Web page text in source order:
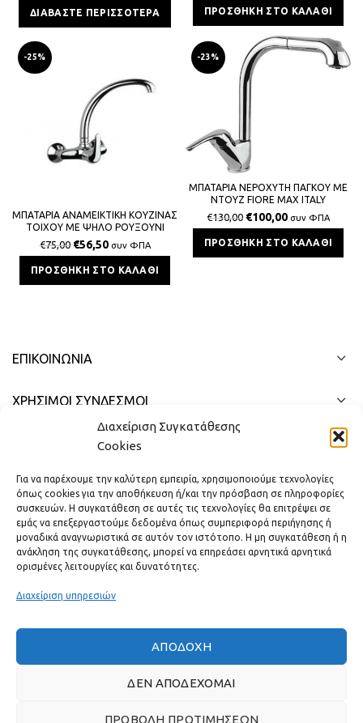
Διαχείριση Συγκατάθεσης
Cookies
Για να παρέχουμε την καλύτερη εμπειρία, χρησιμοποιούμε τεχνολογίες
όπως cookies για την αποθήκευση ή/και την πρόσβαση σε πληροφορίες
συσκευών. Η συγκατάθεση σε αυτές τις τεχνολογίες θα επιτρέψει σε
εμάς να επεξεργαστούμε δεδομένα όπως συμπεριφορά περιήγησης ή
μοναδικά αναγνωριστικά σε αυτόν τον ιστότοπο. Η μη συγκατάθεση ή η
ανάκληση της συγκατάθεσης, μπορεί να επηρεάσει αρνητικά αρνητικά
ορισμένες λειτουργίες και δυνατότητες.
Διαχείριση υπηρεσιών
ΑΠΟΔΟΧΉ
ΔΕΝ ΑΠΟΔΈΧΟΜΑΙ
ΠΡΟΒΟΛΉ ΠΡΟΤΙΜΉΣΕΩΝ
ΔΙΑΒΆΣΤΕ ΠΕΡΙΣΣΌΤΕΡΑ ΠΡΟΣΘΉΚΗ ΣΤΟ ΚΑΛΆΘΙ
-25%
ΜΠΑΤΑΡΙΑ ΑΝΑΜΕΙΚΤΙΚΗ ΚΟΥΖΙΝΑΣ
ΤΟΙΧΟΥ ΜΕ ΨΗΛΟ ΡΟΥΞΟΥΝΙ
FIORE ALTURA MIA
€75,00 €56,50 συν ΦΠΑ
ΠΡΟΣΘΉΚΗ ΣΤΟ ΚΑΛΆΘΙ
-23%
ΜΠΑΤΑΡΙΑ ΝΕΡΟΧΥΤΗ ΠΑΓΚΟΥ ΜΕ
ΝΤΟΥΖ FIORE MAX ITALY
€130,00 €100,00 συν ΦΠΑ
ΠΡΟΣΘΉΚΗ ΣΤΟ ΚΑΛΆΘΙ
ΕΠΙΚΟΙΝΩΝΊΑ
ΧΡΗΣΙΜΟΙ ΣΥΝΔΕΣΜΟΙ
ΓΡΉΓΟΡΟ ΜΕΝΟΎ
Πραγματικές κριτικές πελατών
2022 ΔΗΜΙΟΥΡΓΗΘΗΚΕ ΑΠΟ ΤΗΝTHE PLAN P